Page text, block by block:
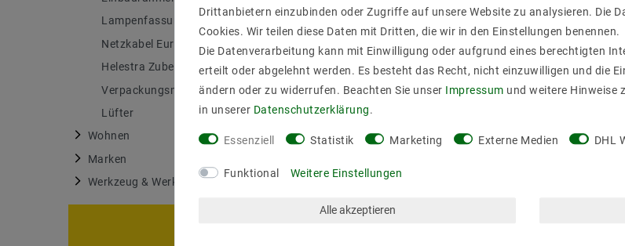
Lampenfassungen
Netzkabel Eurostecker 43
Helestra Zubehör 13
Verpackungsmaterial 3
Lüfter 4
Wohnen 13
Marken
Werkzeug & Werkstatt
Drittanbietern einzubinden oder Zugriffe auf unsere Website zu analysieren. Die
Cookies. Wir teilen diese Daten mit Dritten, die wir in den Einstellungen benennen.
Die Datenverarbeitung kann mit Einwilligung oder aufgrund eines berechtigten
erteilt oder abgelehnt werden. Es besteht das Recht, nicht einzuwilligen und die
ändern oder zu widerrufen. Beachten Sie unser Impressum und weitere Hinweise
in unserer Daten­schutz­erklärung.
Essenziell Statistik Marketing Externe Medien DHL
Funktional Weitere Einstellungen
Alle akzeptieren